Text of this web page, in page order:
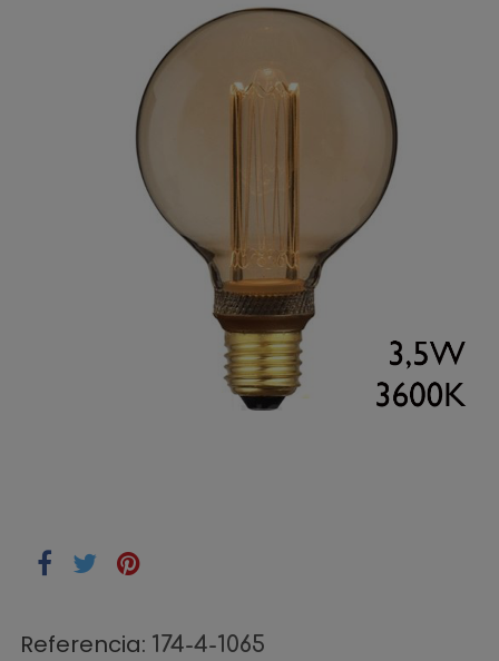
Referencia: 174-4-1065